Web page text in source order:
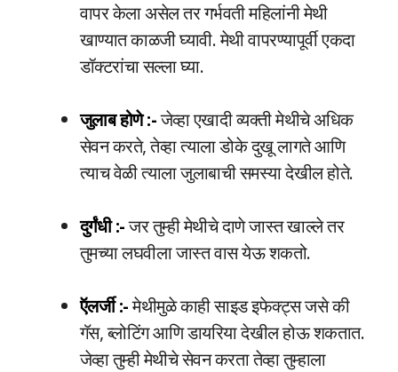
वापर केला असेल तर गर्भवती महिलांनी मेथी
खाण्यात काळजी घ्यावी. मेथी वापरण्यापूर्वी एकदा
डॉक्टरांचा सल्ला घ्या.
जुलाब होणे :-जेव्हा एखादी व्यक्ती मेथीचे अधिक
सेवन करते, तेव्हा त्याला डोके दुखू लागते आणि
त्याच वेळी त्याला जुलाबाची समस्या देखील होते.
दुर्गंधी :-जर तुम्ही मेथीचे दाणे जास्त खाल्ले तर
तुमच्या लघवीला जास्त वास येऊ शकतो.
ऍलर्जी :-मेथीमुळे काही साइड इफेक्ट्स जसे की
गॅस, ब्लोटिंग आणि डायरिया देखील होऊ शकतात.
जेव्हा तुम्ही मेथीचे सेवन करता तेव्हा तुम्हाला